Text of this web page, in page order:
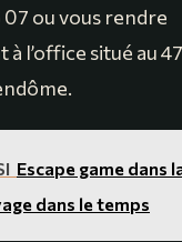
07 ou vous rendre
l’office situé au
Escape game dans
dans le temps